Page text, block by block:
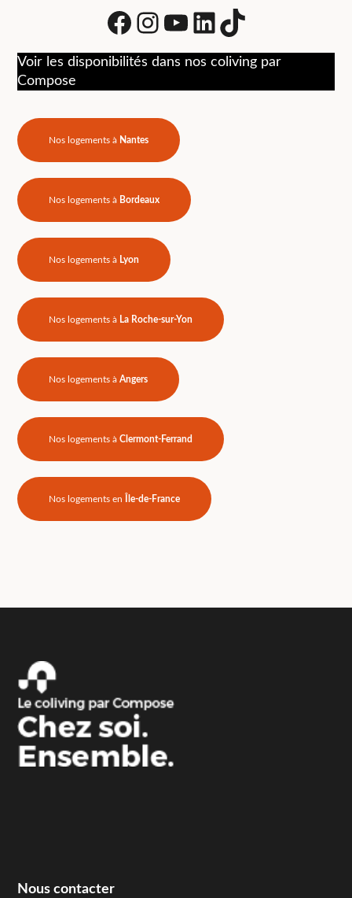
Facebook
Instagram
Youtube
LinkedIn
tiktok
Voir les disponibilités dans nos coliving par
Compose
Nos logements à Nantes
Nos logements à Bordeaux
Nos logements à Lyon
Nos logements à La Roche-sur-Yon
Nos logements àAngers
Nos logements àClermont-Ferrand
Nos logements en Île-de-France
Nous contacter